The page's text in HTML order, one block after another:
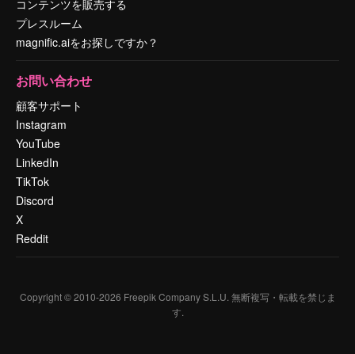
コンテンツを販売する
プレスルーム
magnific.aiをお探しですか？
お問い合わせ
顧客サポート
Instagram
YouTube
LinkedIn
TikTok
Discord
X
Reddit
Copyright © 2010-2026 Freepik Company S.L.U. 無断複写・転載を禁じま
す.